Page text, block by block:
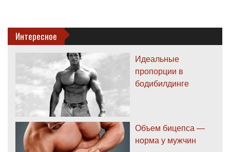
Интересное
Идеальные
пропорции в
бодибилдинге
Объем бицепса —
норма у мужчин